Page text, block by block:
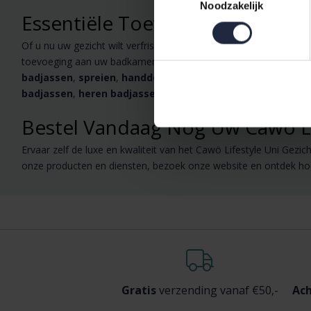
Noodzakelijk
Essentiële Toevoeging aan Uw
Of u nu uw gezicht wilt verfrissen in de ochtend of uw make-
toevoeging aan uw badkamer die synoniem staat voor
badjassen, spreien, handdoeken
badjassen, heren badjassen
Bestel Vandaag Nog Uw Cawö
Ervaar zelf de luxe en kwaliteit van het Cawö Lifestyle Uni
onze producten en diensten, bezoek onze website en ontdek
Gratisverzending vanaf €50,-